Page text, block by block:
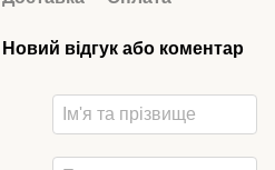
Новий відгук або коментар